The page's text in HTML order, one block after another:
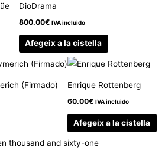
DioDrama
800.00€ IVA incluido
Afegeix a la cistella
(Firmado) Enrique Rottenberg
60.00€ IVA incluido
Afegeix a la cistella